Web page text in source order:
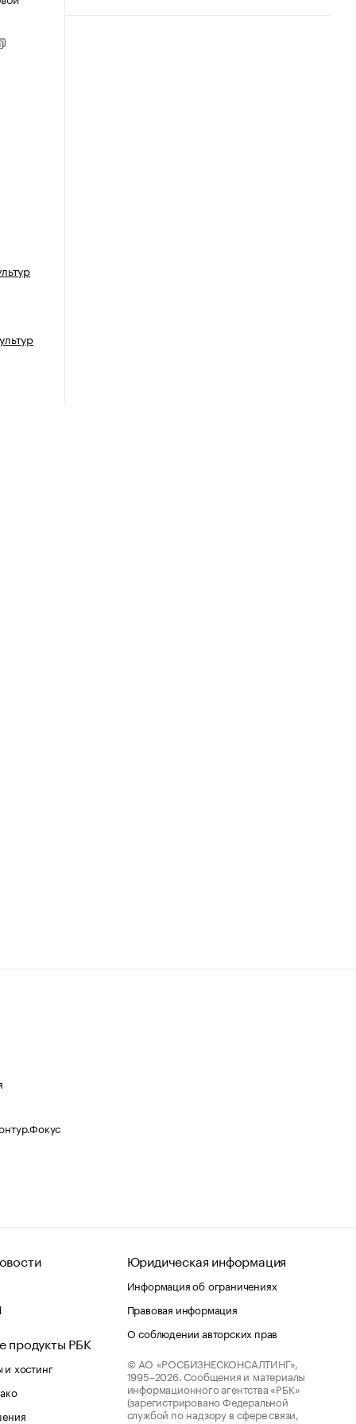
продукты РБК
хостинг
Юридическая информация
Информация об ограничениях
Правовая информация
О соблюдении авторских прав
© АО «РОСБИЗНЕСКОНСАЛТИНГ»,
1995–2026. Сообщения и материалы
информационного агентства «РБК»
(зарегистрировано Федеральной
службой по надзору в сфере связи,